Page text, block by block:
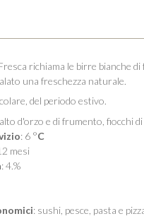
richiama le birre bianche
una freschezza naturale.
del periodo estivo.
d'orzo e di frumento, fiocchi
: 6 °C
mesi
: 4.%
: sushi, pesce, pasta e